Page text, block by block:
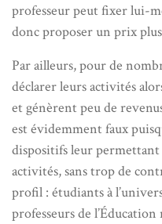
professeur peut fixer lui-
donc proposer un prix
Par ailleurs, pour de
déclarer leurs activités
et génèrent peu de
est évidemment faux
dispositifs leur permettant
activités, sans trop de
profil : étudiants à
professeurs de